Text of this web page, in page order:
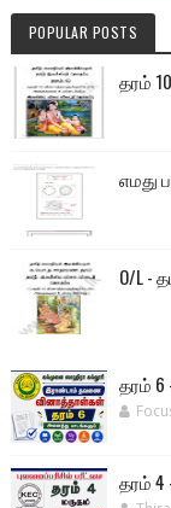
POPULAR POSTS
தரம்
எமது
O/L -
தரம்
தரம் 4